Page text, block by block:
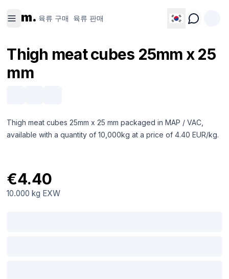
m. 육류 구매 육류 판매
매
매
Thigh meat cubes 25mm x 25
mm
Thigh meat cubes 25mm x 25 mm packaged in MAP / VAC,
available with a quantity of 10,000kg at a price of 4.40 EUR/kg.
€4.40
10.000 kg EXW